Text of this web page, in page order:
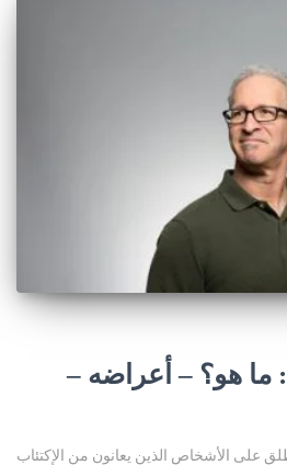
ما هو؟ – أعراضه –
على الأشخاص الذين يعانون من الإكتئاب